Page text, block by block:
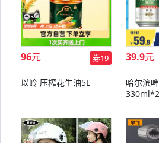
96元 券19
以岭 压榨花生油5L
39.9元
哈尔滨